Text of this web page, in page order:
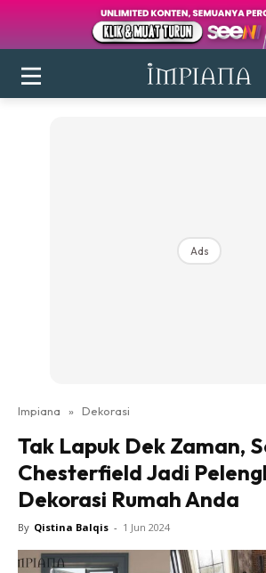
Login|Register
Ruang Makan
Ruang Tamu
Direktori
Interior Design
Landskap
Ads
Impiana » Dekorasi
Tak Lapuk Dek Zaman,
Chesterfield Jadi
Dekorasi Rumah Anda
By Qistina Balqis - 1 Jun 2024